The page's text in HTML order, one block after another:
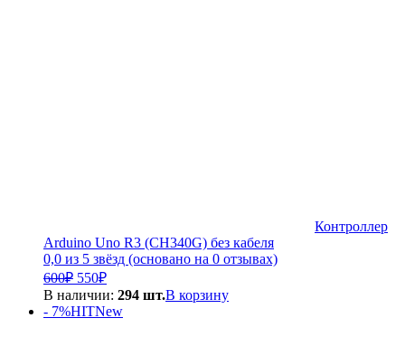
Контроллер
Arduino Uno R3 (CH340G) без кабеля
0,0 из 5 звёзд (основано на 0 отзывах)
600₽ Первоначальная
цена
составляла
550₽Текущая
цена:
550₽.
В наличии: 294 шт.В корзину
- 7%HITNew